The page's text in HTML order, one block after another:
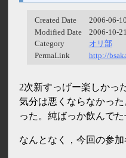
Created Date
2006-06-
Modified Date
2006-10-
Category
オリ部
PermaLink
http://
2次新すっげー楽しかっ
気分は悪くならなかっ
った。純ばっか飲んでた
なんとなく，今回の参